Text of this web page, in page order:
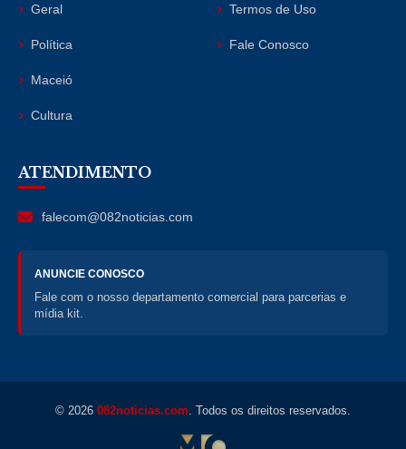
Geral
Política
Maceió
Cultura
Termos de Uso
Fale Conosco
ATENDIMENTO
falecom@082noticias.com
ANUNCIE CONOSCO
Fale com o nosso departamento comercial para parcerias e
mídia kit.
© 2026 082noticias.com . Todos os direitos reservados.